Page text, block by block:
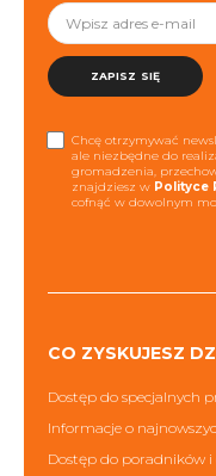
ZAPISZ SIĘ
Chcę otrzymywać
ale niezbędne do
gromadzenia,
znajdziesz w Polityce
cofnąć w dowolnym
CO ZYSKUJESZ
Dostęp do specjalnych
Informacje o
Dostęp do poradników i